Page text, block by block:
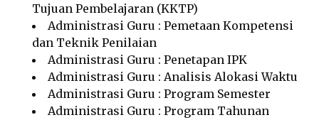
Tujuan Pembelajaran (KKTP)
Administrasi Guru : Pemetaan Kompetensi
dan Teknik Penilaian
Administrasi Guru : Penetapan IPK
Administrasi Guru : Analisis Alokasi Waktu
Administrasi Guru : Program Semester
Administrasi Guru : Program Tahunan